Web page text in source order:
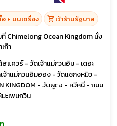
อ + บนเครื่อง shopping_cartเข้าร้านรัฐบาล
Chimelong Ocean Kingdom นั่ง
ก๊า
แควร์ - วัดเจ้าแม่กวนอิม - เดอะ
เจ้าแม่กวนอิมฮอง - วัดแชกงหมิว -
KINGDOM - วัดผูถ่อ - หวีหนี่ - ถนน
ะเพนกวิน